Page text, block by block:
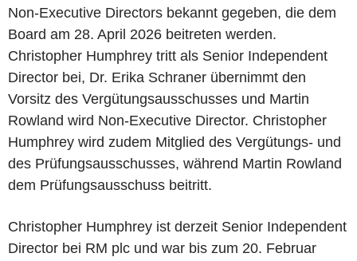
Non-Executive Directors bekannt gegeben, die dem
Board am 28. April 2026 beitreten werden.
Christopher Humphrey tritt als Senior Independent
Director bei, Dr. Erika Schraner übernimmt den
Vorsitz des Vergütungsausschusses und Martin
Rowland wird Non-Executive Director. Christopher
Humphrey wird zudem Mitglied des Vergütungs- und
des Prüfungsausschusses, während Martin Rowland
dem Prüfungsausschuss beitritt.
Christopher Humphrey ist derzeit Senior Independent
Director bei RM plc und war bis zum 20. Februar